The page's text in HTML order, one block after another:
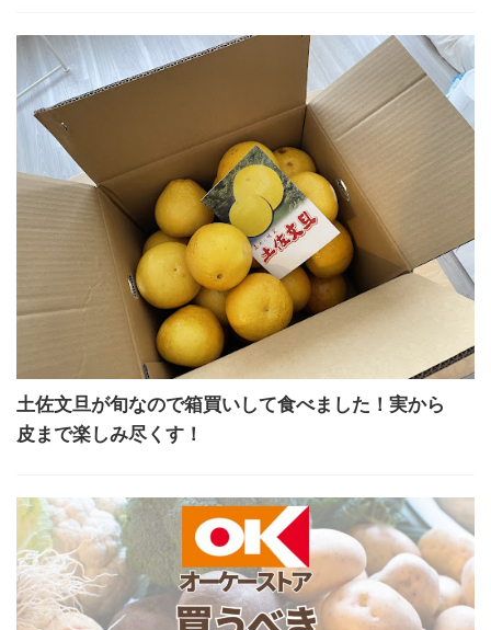
土佐文旦が旬なので箱買いして食べました！実から
皮まで楽しみ尽くす！